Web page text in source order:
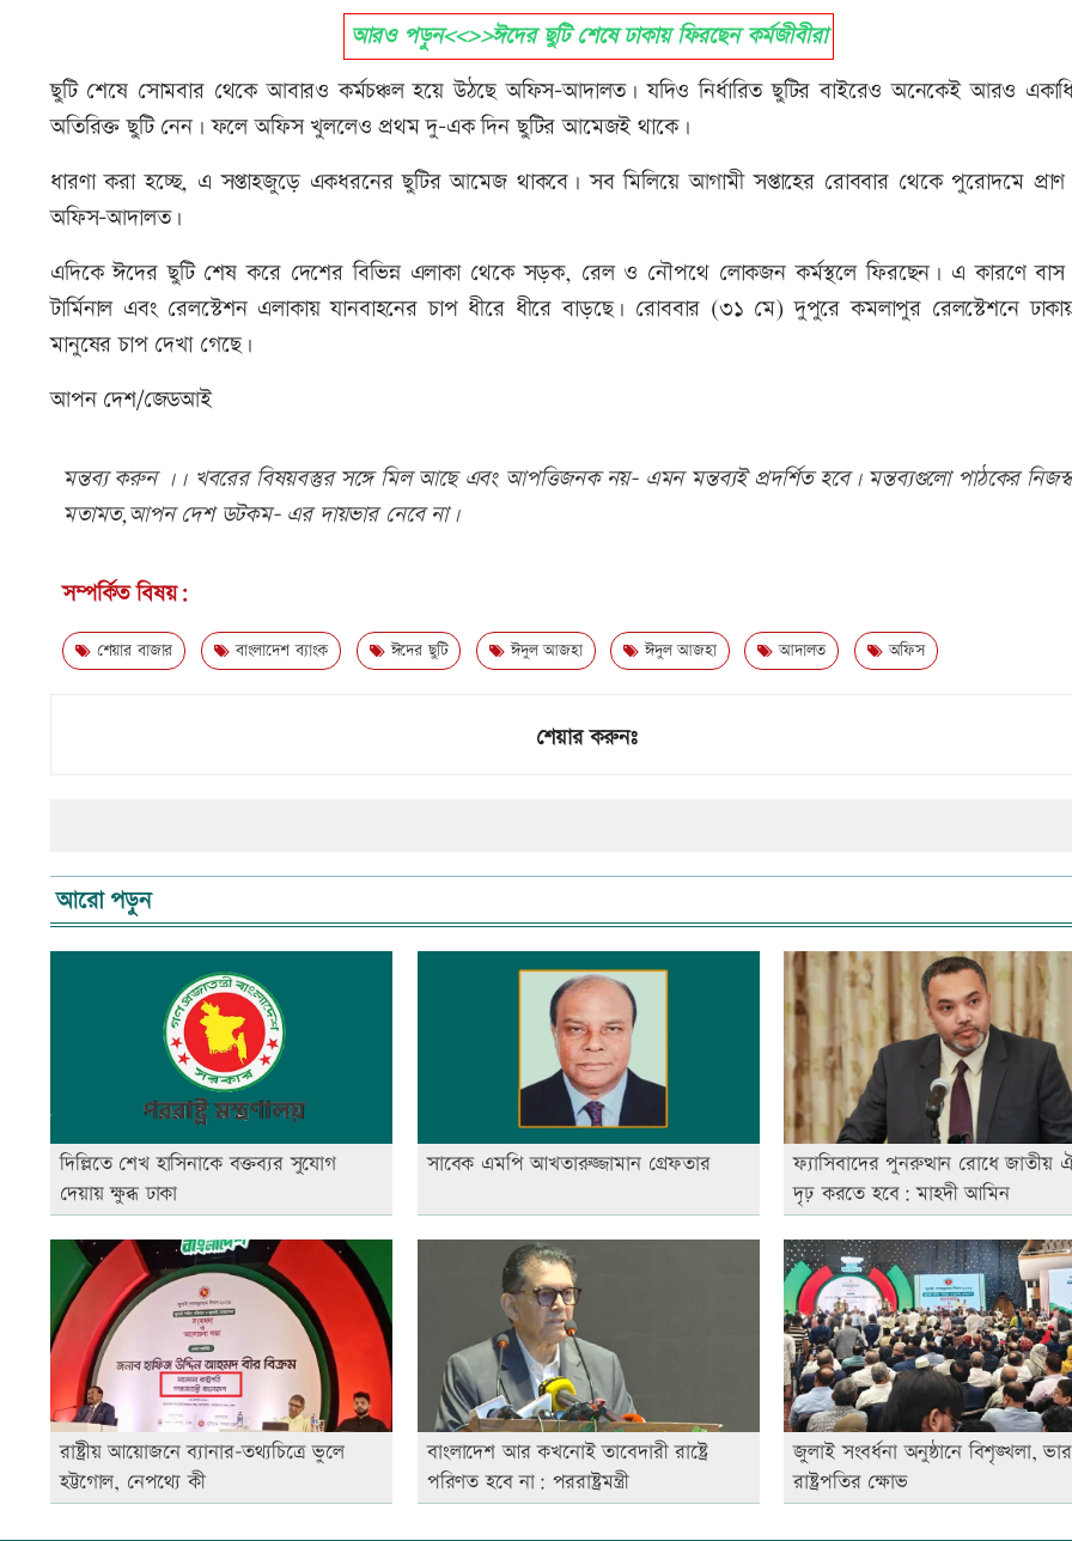
আরও পড়ুন<<>>ঈদের ছুটি শেষে ঢাকায় ফিরছেন কর্মজীবীরা
ছুটি শেষে সোমবার থেকে আবারও কর্মচঞ্চল হয়ে উঠছে অফিস-আদালত। যদিও নির্ধারিত ছুটির বাইরেও অনেকেই আরও
অতিরিক্ত ছুটি নেন। ফলে অফিস খুললেও প্রথম দু-এক দিন ছুটির আমেজই থাকে।
ধারণা করা হচ্ছে, এ সপ্তাহজুড়ে একধরনের ছুটির আমেজ থাকবে। সব মিলিয়ে আগামী সপ্তাহের রোববার থেকে পুরোদমে প্রাণ
অফিস-আদালত।
এদিকে ঈদের ছুটি শেষ করে দেশের বিভিন্ন এলাকা থেকে সড়ক, রেল ও নৌপথে লোকজন কর্মস্থলে ফিরছেন। এ কারণে
টার্মিনাল এবং রেলস্টেশন এলাকায় যানবাহনের চাপ ধীরে ধীরে বাড়ছে। রোববার (৩১ মে) দুপুরে কমলাপুর রেলস্টেশনে
মানুষের চাপ দেখা গেছে।
আপন দেশ/জেডআই
মন্তব্য করুন ।। খবরের বিষয়বস্তুর সঙ্গে মিল আছে এবং আপত্তিজনক নয়- এমন মন্তব্যই প্রদর্শিত হবে। মন্তব্যগুলো পাঠকের নিজস্ব
মতামত,আপন দেশ ডটকম- এর দায়ভার নেবে না।
সম্পর্কিত বিষয়:
শেয়ার বাজার বাংলাদেশ ব্যাংক ঈদের ছুটি ঈদুল আজহা ঈদুল আজহা আদালত অফিস
শেয়ার করুনঃ
আরো পড়ুন
দিল্লিতে শেখ হাসিনাকে বক্তব্যর সুযোগ
দেয়ায় ক্ষুব্ধ ঢাকা
সাবেক এমপি আখতারুজ্জামান গ্রেফতার
ফ্যাসিবাদের পুনরুত্থান রোধে জাতীয়
দৃঢ় করতে হবে: মাহদী আমিন
রাষ্ট্রীয় আয়োজনে ব্যানার-তথ্যচিত্রে ভুলে
হট্টগোল, নেপথ্যে কী
বাংলাদেশ আর কখনোই তাবেদারী রাষ্ট্রে
পরিণত হবে না: পররাষ্ট্রমন্ত্রী
জুলাই সংবর্ধনা অনুষ্ঠানে বিশৃঙ্খলা,
রাষ্ট্রপতির ক্ষোভ